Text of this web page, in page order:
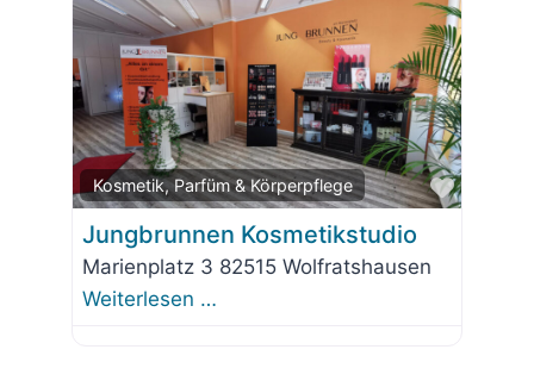
Kosmetik, Parfüm & Körperpflege
Favorit
Jungbrunnen Kosmetikstudio
Marienplatz 3 82515 Wolfratshausen
Weiterlesen …